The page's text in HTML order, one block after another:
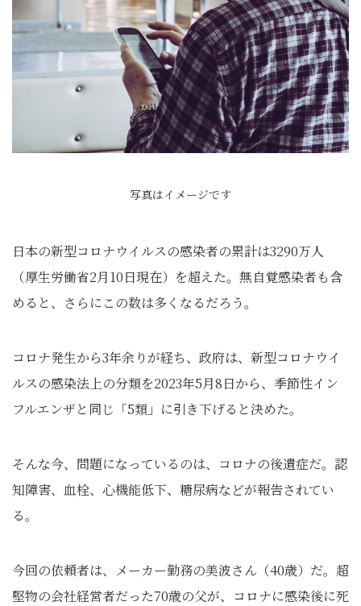
写真はイメージです
日本の新型コロナウイルスの感染者の累計は3290万人
（厚生労働省2月10日現在）を超えた。無自覚感染者も含
めると、さらにこの数は多くなるだろう。
コロナ発生から3年余りが経ち、政府は、新型コロナウイ
ルスの感染法上の分類を2023年5月8日から、季節性イン
フルエンザと同じ「5類」に引き下げると決めた。
そんな今、問題になっているのは、コロナの後遺症だ。認
知障害、血栓、心機能低下、糖尿病などが報告されてい
る。
今回の依頼者は、メーカー勤務の美波さん（40歳）だ。超
堅物の会社経営者だった70歳の父が、コロナに感染後に死